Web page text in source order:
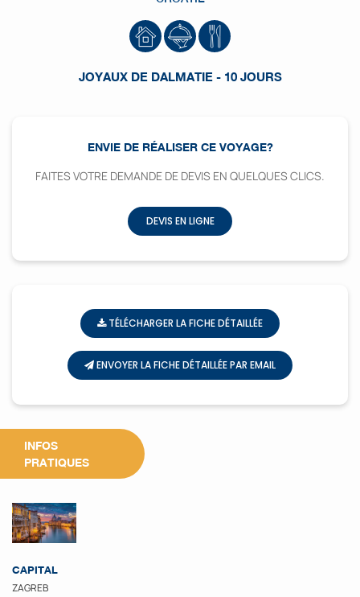
JOYAUX DE DALMATIE - 10 JOURS
ENVIE DE RÉALISER CE VOYAGE?
FAITES VOTRE DEMANDE DE DEVIS EN QUELQUES CLICS.
DEVIS EN LIGNE
TÉLÉCHARGER LA FICHE DÉTAILLÉE
ENVOYER LA FICHE DÉTAILLÉE PAR EMAIL
INFOS
PRATIQUES
CAPITAL
ZAGREB